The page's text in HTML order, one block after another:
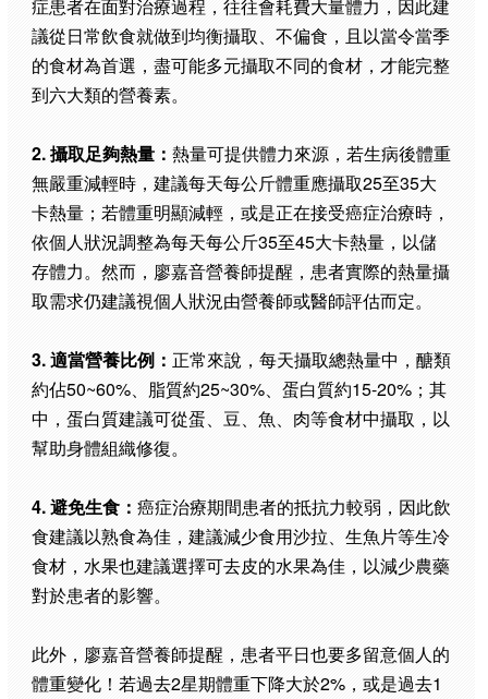
症患者在面對治療過程，往往會耗費大量體力，因此建
議從日常飲食就做到均衡攝取、不偏食，且以當令當季
的食材為首選，盡可能多元攝取不同的食材，才能完整
到六大類的營養素。
2. 攝取足夠熱量： 熱量可提供體力來源，若生病後體重
無嚴重減輕時，建議每天每公斤體重應攝取25至35大
卡熱量；若體重明顯減輕，或是正在接受癌症治療時，
依個人狀況調整為每天每公斤35至45大卡熱量，以儲
存體力。然而，廖嘉音營養師提醒，患者實際的熱量攝
取需求仍建議視個人狀況由營養師或醫師評估而定。
3. 適當營養比例： 正常來說，每天攝取總熱量中，醣類
約佔50~60%、脂質約25~30%、蛋白質約15-20%；其
中，蛋白質建議可從蛋、豆、魚、肉等食材中攝取，以
幫助身體組織修復。
4. 避免生食： 癌症治療期間患者的抵抗力較弱，因此飲
食建議以熟食為佳， 建議減少食用沙拉、生魚片等生冷
食材，水果也建議選擇可去皮的水果為佳，以減少農藥
對於患者的影響。
此外，廖嘉音營養師提醒，患者平日也要多留意個人的
體重變化！若過去2星期體重下降大於2%，或是過去1